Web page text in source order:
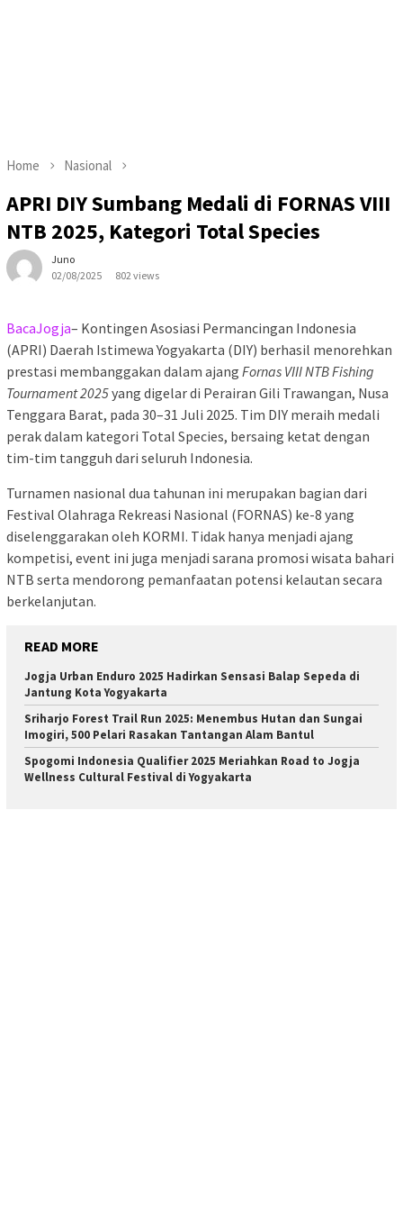
Home Nasional
APRI DIY Sumbang Medali di FORNAS VIII
NTB 2025, Kategori Total Species
Juno
02/08/2025
802 views
BacaJogja– Kontingen Asosiasi Permancingan Indonesia
(APRI) Daerah Istimewa Yogyakarta (DIY) berhasil menorehkan
prestasi membanggakan dalam ajang Fornas VIII NTB Fishing
Tournament 2025yang digelar di Perairan Gili Trawangan, Nusa
Tenggara Barat, pada 30–31 Juli 2025. Tim DIY meraih medali
perak dalam kategori Total Species, bersaing ketat dengan
tim-tim tangguh dari seluruh Indonesia.
Turnamen nasional dua tahunan ini merupakan bagian dari
Festival Olahraga Rekreasi Nasional (FORNAS) ke-8 yang
diselenggarakan oleh KORMI. Tidak hanya menjadi ajang
kompetisi, event ini juga menjadi sarana promosi wisata bahari
NTB serta mendorong pemanfaatan potensi kelautan secara
berkelanjutan.
READ MORE
Jogja Urban Enduro 2025 Hadirkan Sensasi Balap Sepeda di
Jantung Kota Yogyakarta
Sriharjo Forest Trail Run 2025: Menembus Hutan dan Sungai
Imogiri, 500 Pelari Rasakan Tantangan Alam Bantul
Spogomi Indonesia Qualifier 2025 Meriahkan Road to Jogja
Wellness Cultural Festival di Yogyakarta